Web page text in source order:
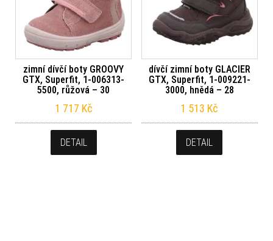
zimní dívčí boty GROOVY
GTX, Superfit, 1-006313-
5500, růžová – 30
1 717 Kč
DETAIL
dívčí zimní boty GLACIER
GTX, Superfit, 1-009221-
3000, hnědá – 28
1 513 Kč
DETAIL